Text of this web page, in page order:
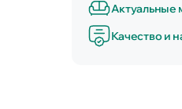
Актуальные
Качество и